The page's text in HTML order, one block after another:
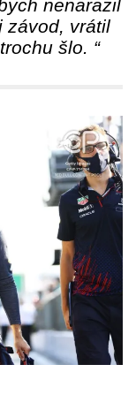
nenarazil
závod, vrátil
šlo. “